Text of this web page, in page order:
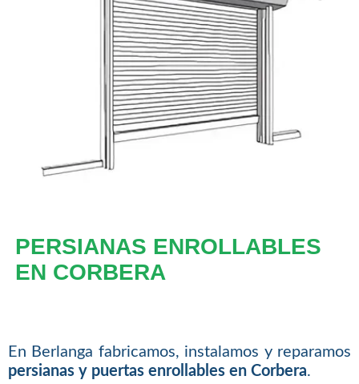
PERSIANAS ENROLLABLES
EN CORBERA
En Berlanga fabricamos, instalamos y reparamos
persianas y puertas enrollables en Corbera.